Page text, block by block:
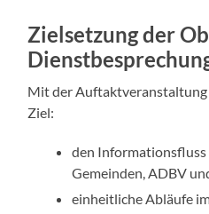
Zielsetzung der
Mit der Auftaktveranstaltung
Ziel:
den Informationsfluss
Gemeinden, ADBV
einheitliche Abläufe